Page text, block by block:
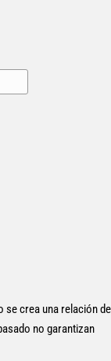
se crea una relación de
no garantizan